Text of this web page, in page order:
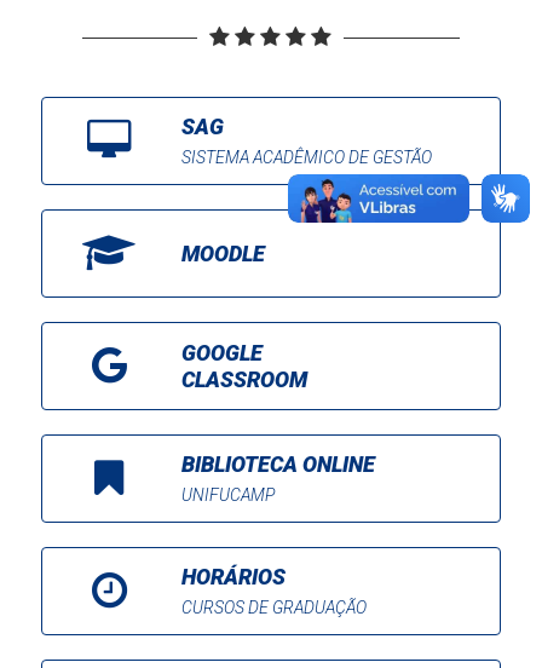
SAG
SISTEMA ACADÊMICO DE GESTÃO
MOODLE
GOOGLE
CLASSROOM
BIBLIOTECA ONLINE
UNIFUCAMP
HORÁRIOS
CURSOS DE GRADUAÇÃO